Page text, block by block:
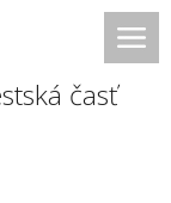
časť